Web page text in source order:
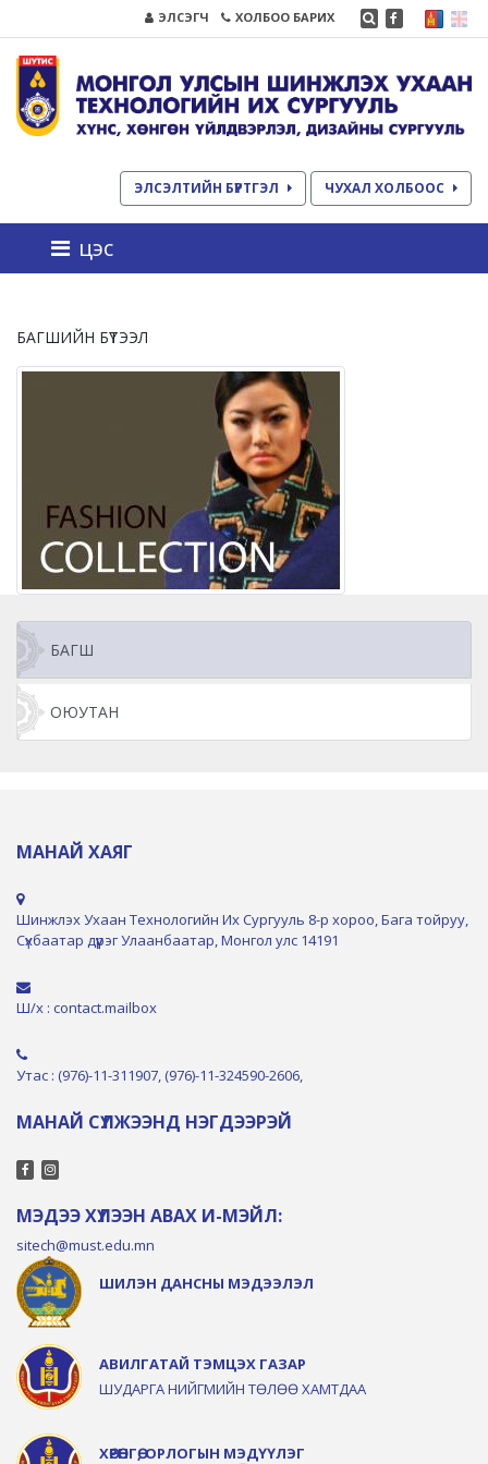
ЭЛСЭГЧ ХОЛБОО БАРИХ
ЭЛСЭЛТИЙН БҮРТГЭЛ ЧУХАЛ ХОЛБООС
цэс
БАГШИЙН БҮТЭЭЛ
БАГШ
ОЮУТАН
МАНАЙ ХАЯГ
Шинжлэх Ухаан Технологийн Их Сургууль 8-р хороо, Бага тойруу,
Сүхбаатар дүүрэг Улаанбаатар, Монгол улс 14191
Ш/х : contact.mailbox
Утас : (976)-11-311907, (976)-11-324590-2606,
МАНАЙ СҮЛЖЭЭНД НЭГДЭЭРЭЙ
МЭДЭЭ ХҮЛЭЭН АВАХ И-МЭЙЛ:
sitech@must.edu.mn
ШИЛЭН ДАНСНЫ МЭДЭЭЛЭЛ
АВИЛГАТАЙ ТЭМЦЭХ ГАЗАР
ШУДАРГА НИЙГМИЙН ТӨЛӨӨ ХАМТДАА
ХӨРӨНГӨ, ОРЛОГЫН МЭДҮҮЛЭГ